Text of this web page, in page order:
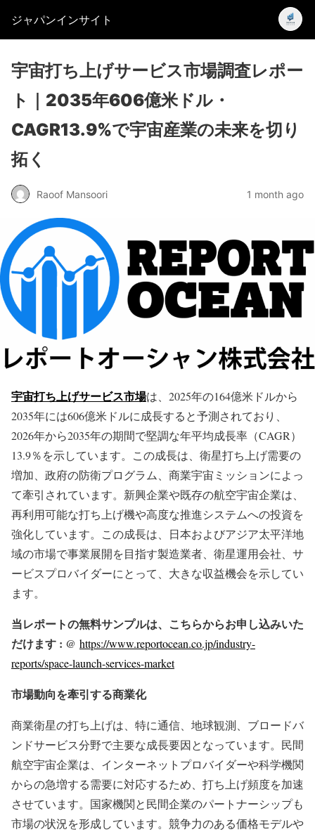
ジャパンインサイト
宇宙打ち上げサービス市場調査レポー
ト｜2035年606億米ドル・
CAGR13.9%で宇宙産業の未来を切り
拓く
Raoof Mansoori 1 month ago
宇宙打ち上げサービス市場は、2025年の164億米ドルから
2035年には606億米ドルに成長すると予測されており、
2026年から2035年の期間で堅調な年平均成長率（CAGR）
13.9％を示しています。この成長は、衛星打ち上げ需要の
増加、政府の防衛プログラム、商業宇宙ミッションによっ
て牽引されています。新興企業や既存の航空宇宙企業は、
再利用可能な打ち上げ機や高度な推進システムへの投資を
強化しています。この成長は、日本およびアジア太平洋地
域の市場で事業展開を目指す製造業者、衛星運用会社、サ
ービスプロバイダーにとって、大きな収益機会を示してい
ます。
当レポートの無料サンプルは、こちらからお申し込みいた
だけます : @ https://www.reportocean.co.jp/industry-
reports/space-launch-services-market
市場動向を牽引する商業化
商業衛星の打ち上げは、特に通信、地球観測、ブロードバ
ンドサービス分野で主要な成長要因となっています。民間
航空宇宙企業は、インターネットプロバイダーや科学機関
からの急増する需要に対応するため、打ち上げ頻度を加速
させています。国家機関と民間企業のパートナーシップも
市場の状況を形成しています。競争力のある価格モデルや